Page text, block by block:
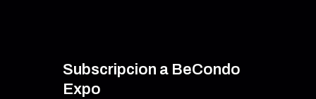
Subscripcion a BeCondo
Expo